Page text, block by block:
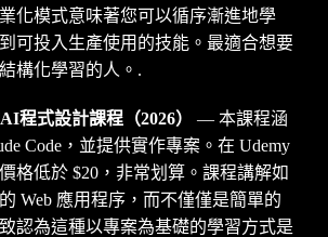
化模式意味著您可以循序漸進地學
可投入生產使用的技能。最適合想要
構化學習的人。.
程式設計課程（2026）
— 本課程涵
Code，並提供實作專案。在 Udemy
格低於 $20，非常划算。課程講解如
Web 應用程序，而不僅僅是簡單的
認為這種以專案為基礎的學習方式是